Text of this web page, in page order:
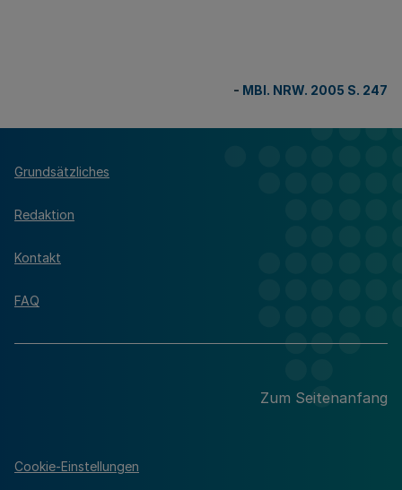
- MBl. NRW. 2005 S. 247
Grundsätzliches
Redaktion
Kontakt
FAQ
Zum Seitenanfang
Cookie-Einstellungen